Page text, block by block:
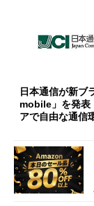
日本通信が新ブ
mobile」を発
アで自由な通信